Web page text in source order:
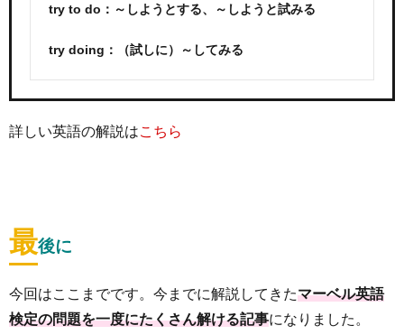
try to do：～しようとする、～しようと試みる
try doing：（試しに）～してみる
詳しい英語の解説はこちら
最後に
今回はここまでです。今までに解説してきたマーベル英語
検定の問題を一度にたくさん解ける記事になりました。